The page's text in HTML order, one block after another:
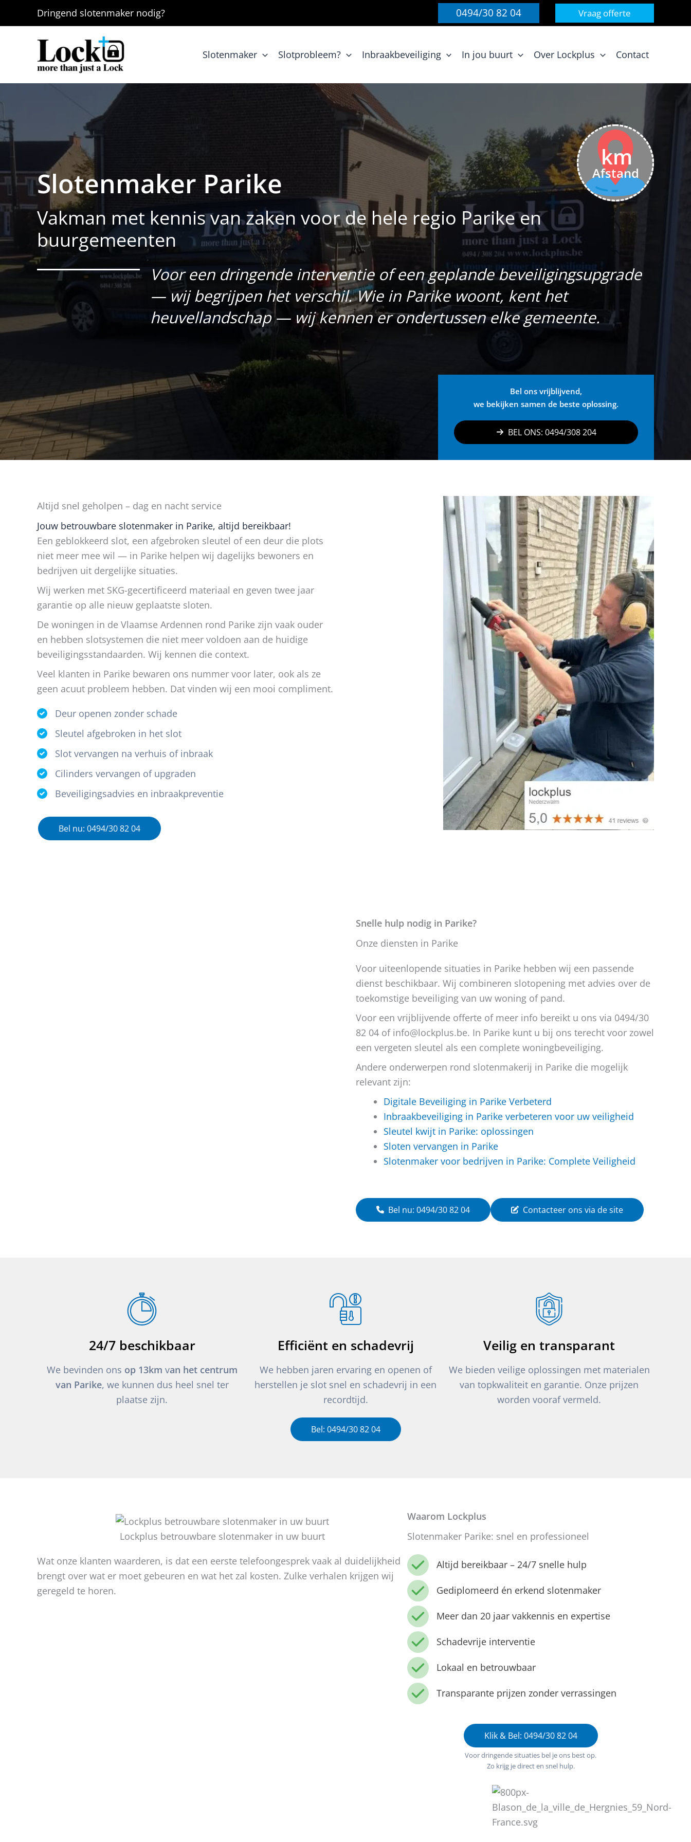
Dringend slotenmaker nodig? 0494/30 82 04 Vraag offerte
Slotenmaker Slotprobleem? Inbraakbeveiliging In jou buurt Over Lockplus Contact
km
Afstand
Slotenmaker Parike
Vakman met kennis van zaken voor de hele regio Parike en
buurgemeenten
Voor een dringende interventie of een geplande beveiligingsupgrade
— wij begrijpen het verschil. Wie in Parike woont, kent het
heuvellandschap — wij kennen er ondertussen elke gemeente.
Bel ons vrijblijvend,
we bekijken samen de beste oplossing.
BEL ONS: 0494/308 204
Altijd snel geholpen – dag en nacht service
Jouw betrouwbare slotenmaker in Parike, altijd bereikbaar!
Een geblokkeerd slot, een afgebroken sleutel of een deur die plots
niet meer mee wil — in Parike helpen wij dagelijks bewoners en
bedrijven uit dergelijke situaties.
Wij werken met SKG-gecertificeerd materiaal en geven twee jaar
garantie op alle nieuw geplaatste sloten.
De woningen in de Vlaamse Ardennen rond Parike zijn vaak ouder
en hebben slotsystemen die niet meer voldoen aan de huidige
beveiligingsstandaarden. Wij kennen die context.
Veel klanten in Parike bewaren ons nummer voor later, ook als ze
geen acuut probleem hebben. Dat vinden wij een mooi compliment.
Deur openen zonder schade
Sleutel afgebroken in het slot
Slot vervangen na verhuis of inbraak
Cilinders vervangen of upgraden
Beveiligingsadvies en inbraakpreventie
Bel nu: 0494/30 82 04
Snelle hulp nodig in Parike?
Onze diensten in Parike
Voor uiteenlopende situaties in Parike hebben wij een passende
dienst beschikbaar. Wij combineren slotopening met advies over de
toekomstige beveiliging van uw woning of pand.
Voor een vrijblijvende offerte of meer info bereikt u ons via 0494/30
82 04 of info@lockplus.be. In Parike kunt u bij ons terecht voor zowel
een vergeten sleutel als een complete woningbeveiliging.
Andere onderwerpen rond slotenmakerij in Parike die mogelijk
relevant zijn:
Digitale Beveiliging in Parike Verbeterd
Inbraakbeveiliging in Parike verbeteren voor uw veiligheid
Sleutel kwijt in Parike: oplossingen
Sloten vervangen in Parike
Slotenmaker voor bedrijven in Parike: Complete Veiligheid
Bel nu: 0494/30 82 04 Contacteer ons via de site
24/7 beschikbaar
We bevinden ons op 13km van het centrum
van Parike, we kunnen dus heel snel ter
plaatse zijn.
Efficiënt en schadevrij
We hebben jaren ervaring en openen of
herstellen je slot snel en schadevrij in een
recordtijd.
Bel: 0494/30 82 04
Veilig en transparant
We bieden veilige oplossingen met materialen
van topkwaliteit en garantie. Onze prijzen
worden vooraf vermeld.
Lockplus betrouwbare slotenmaker in uw buurt
Wat onze klanten waarderen, is dat een eerste telefoongesprek vaak al duidelijkheid
brengt over wat er moet gebeuren en wat het zal kosten. Zulke verhalen krijgen wij
geregeld te horen.
Waarom Lockplus
Slotenmaker Parike: snel en professioneel
Altijd bereikbaar – 24/7 snelle hulp
Gediplomeerd én erkend slotenmaker
Meer dan 20 jaar vakkennis en expertise
Schadevrije interventie
Lokaal en betrouwbaar
Transparante prijzen zonder verrassingen
Klik & Bel: 0494/30 82 04
Voor dringende situaties bel je ons best op.
Zo krijg je direct en snel hulp.